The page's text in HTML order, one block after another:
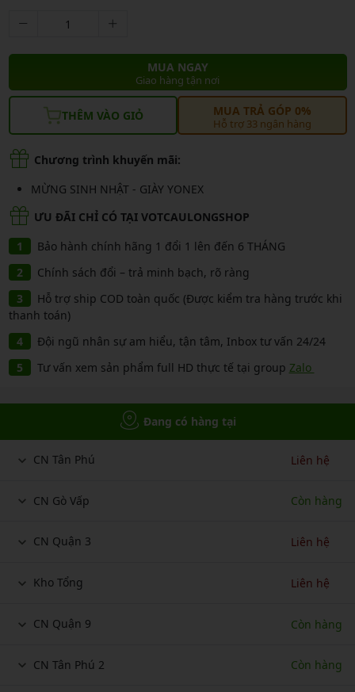
MUA NGAY
Giao hàng tận nơi
THÊM VÀO GIỎ MUA TRẢ GÓP 0%
Hỗ trợ 33 ngân hàng
Chương trình khuyến mãi:
MỪNG SINH NHẬT - GIÀY YONEX
ƯU ĐÃI CHỈ CÓ TẠI VOTCAULONGSHOP
Bảo hành chính hãng 1 đổi 1 lên đến 6 THÁNG
Chính sách đổi – trả minh bạch, rõ ràng
Hỗ trợ ship COD toàn quốc (Được kiểm tra hàng trước khi
thanh toán)
Đội ngũ nhân sự am hiểu, tận tâm, Inbox tư vấn 24/24
Tư vấn xem sản phẩm full HD thực tế tại group Zalo
Đang có hàng tại
CN Tân Phú Liên hệ
CN Gò Vấp Còn hàng
CN Quận 3 Liên hệ
Kho Tổng Liên hệ
CN Quận 9 Còn hàng
CN Tân Phú 2 Còn hàng